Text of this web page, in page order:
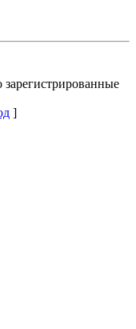
зарегистрированные
]